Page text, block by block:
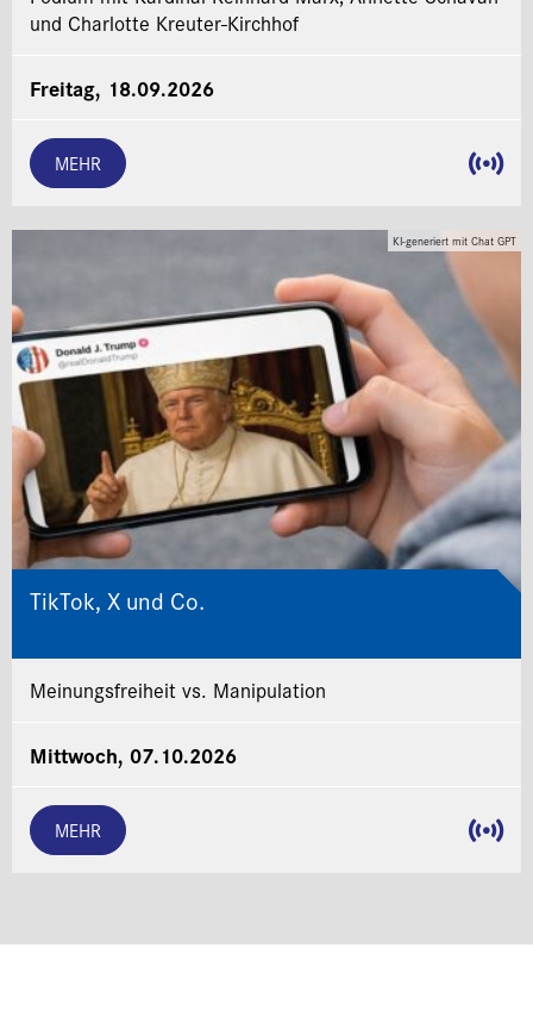
und Charlotte Kreuter-Kirchhof
Freitag, 18.09.2026
MEHR
KI-generiert mit Chat GPT
TikTok, X und Co.
Meinungsfreiheit vs. Manipulation
Mittwoch, 07.10.2026
MEHR